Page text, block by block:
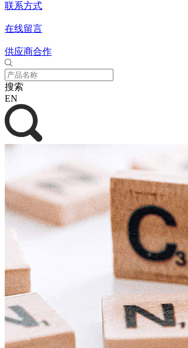
联系方式
在线留言
供应商合作
搜索
EN